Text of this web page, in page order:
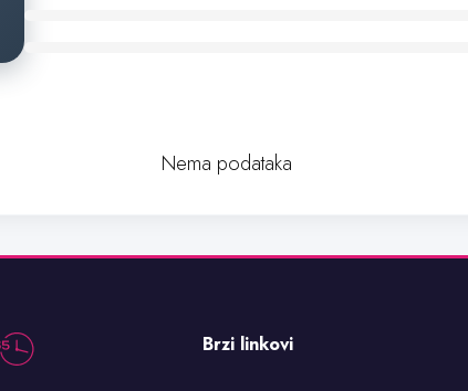
Nema podataka
Brzi linkovi